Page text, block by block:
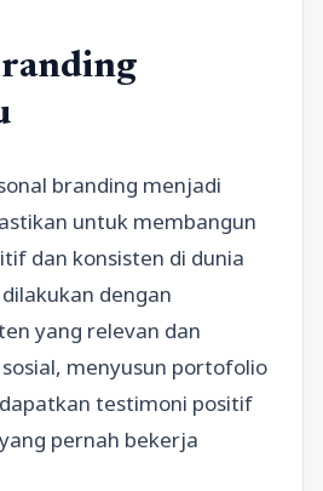
branding menjadi
untuk membangun
dan konsisten di dunia
dengan
yang relevan dan
menyusun portofolio
testimoni positif
pernah bekerja